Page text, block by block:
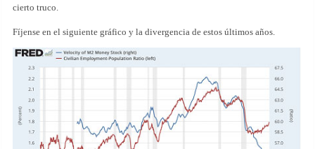
cierto truco.
Fíjense en el siguiente gráfico y la divergencia de estos últimos años.